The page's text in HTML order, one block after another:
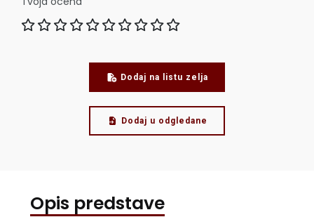
Dodaj na listu zelja
Dodaj u odgledane
Opis predstave